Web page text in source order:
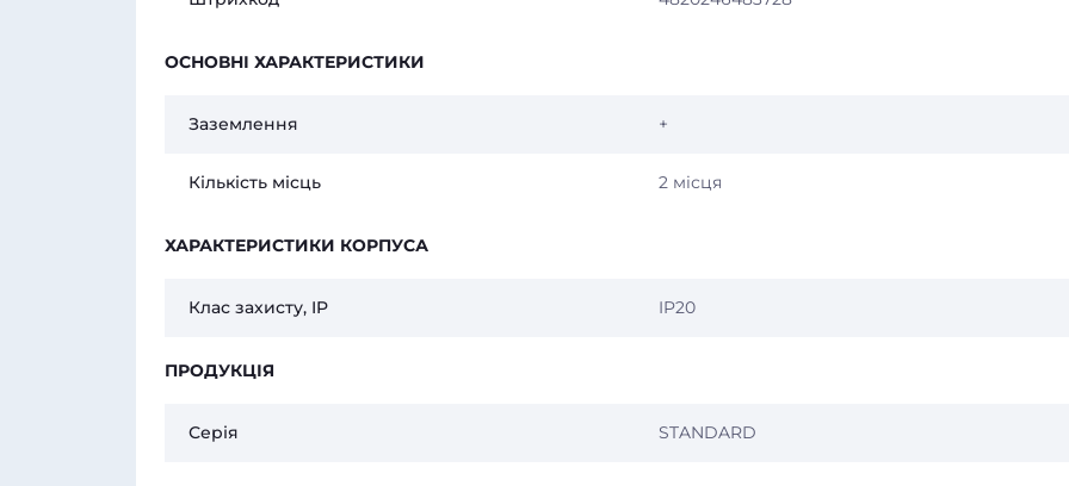
ОСНОВНІ ХАРАКТЕРИСТИКИ
Заземлення +
Кількість місць 2 місця
ХАРАКТЕРИСТИКИ КОРПУСА
Клас захисту, IP IP20
ПРОДУКЦІЯ
Серія STANDARD